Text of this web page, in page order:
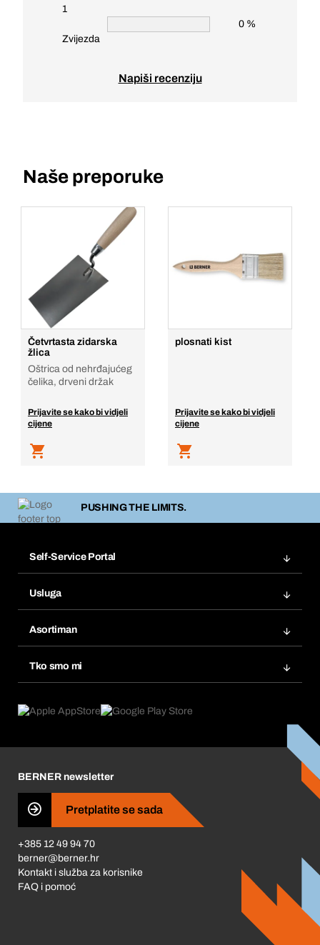
1
Zvijezda
0 %
Napiši recenziju
Naše preporuke
Četvrtasta zidarska
žlica
Oštrica od nehrđajućeg
čelika, drveni držak
Prijavite se kako bi vidjeli
cijene
plosnati kist
Prijavite se kako bi vidjeli
cijene
PUSHING THE LIMITS.
Self-Service Portal
Popisi želja
Ponovno naručivanje
Pretplate
Usluga
Tražitelji proizvoda
Asortiman
Tko smo mi
Što nas pokreće
Business Conduct
BERNER newsletter
Pretplatite se sada
+385 12 49 94 70
berner@berner.hr
Kontakt i služba za korisnike
FAQ i pomoć